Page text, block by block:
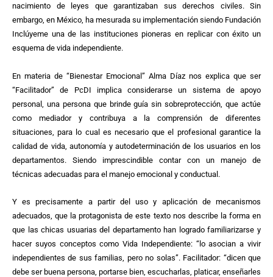
nacimiento de leyes que garantizaban sus derechos civiles. Sin
embargo, en México, ha mesurada su implementación siendo Fundación
Inclúyeme una de las instituciones pioneras en replicar con éxito un
esquema de vida independiente.
En materia de “Bienestar Emocional” Alma Díaz nos explica que ser
“Facilitador” de PcDI implica considerarse un sistema de apoyo
personal, una persona que brinde guía sin sobreprotección, que actúe
como mediador y contribuya a la comprensión de diferentes
situaciones, para lo cual es necesario que el profesional garantice la
calidad de vida, autonomía y autodeterminación de los usuarios en los
departamentos. Siendo imprescindible contar con un manejo de
técnicas adecuadas para el manejo emocional y conductual.
Y es precisamente a partir del uso y aplicación de mecanismos
adecuados, que la protagonista de este texto nos describe la forma en
que las chicas usuarias del departamento han logrado familiarizarse y
hacer suyos conceptos como Vida Independiente: “lo asocian a vivir
independientes de sus familias, pero no solas”. Facilitador: “dicen que
debe ser buena persona, portarse bien, escucharlas, platicar, enseñarles